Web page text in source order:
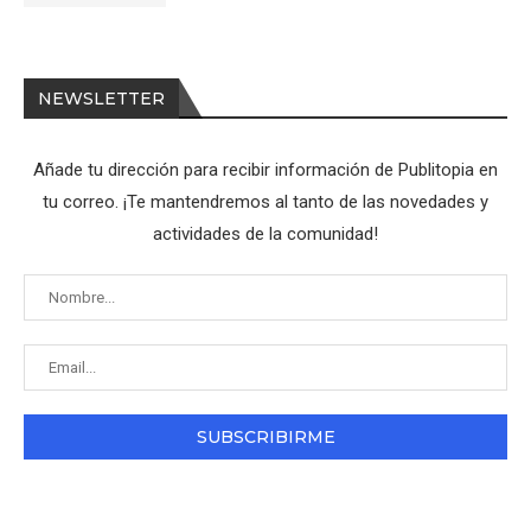
NEWSLETTER
Añade tu dirección para recibir información de Publitopia en
tu correo. ¡Te mantendremos al tanto de las novedades y
actividades de la comunidad!